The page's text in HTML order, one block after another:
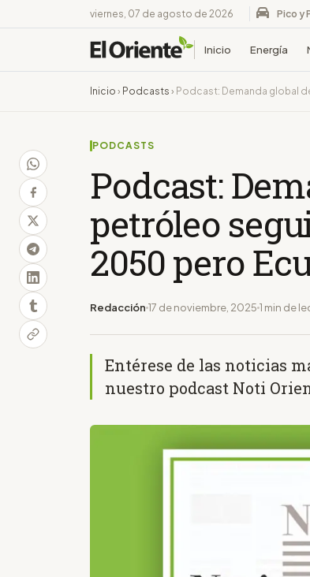
viernes, 07 de agosto de 2026 Pico y
Inicio Energía
Inicio › Podcasts › Podcast: Demanda global
PODCASTS
Podcast:
petróleo
2050 pero
Redacción 17 de noviembre, 2025 1 min de
Entérese de las noticias
nuestro podcast Noti